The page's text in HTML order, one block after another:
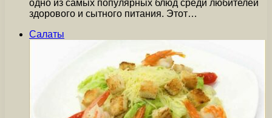
одно из самых популярных блюд среди любителей
здорового и сытного питания. Этот…
Салаты